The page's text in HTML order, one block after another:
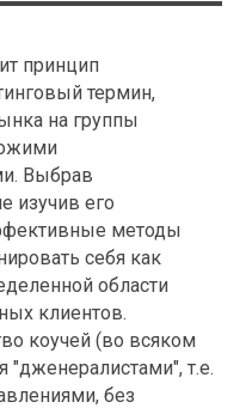
принцип
термин,
на группы
Выбрав
изучив его
методы
себя как
области
клиентов.
коучей (во всяком
"дженералистами", т.е.
без